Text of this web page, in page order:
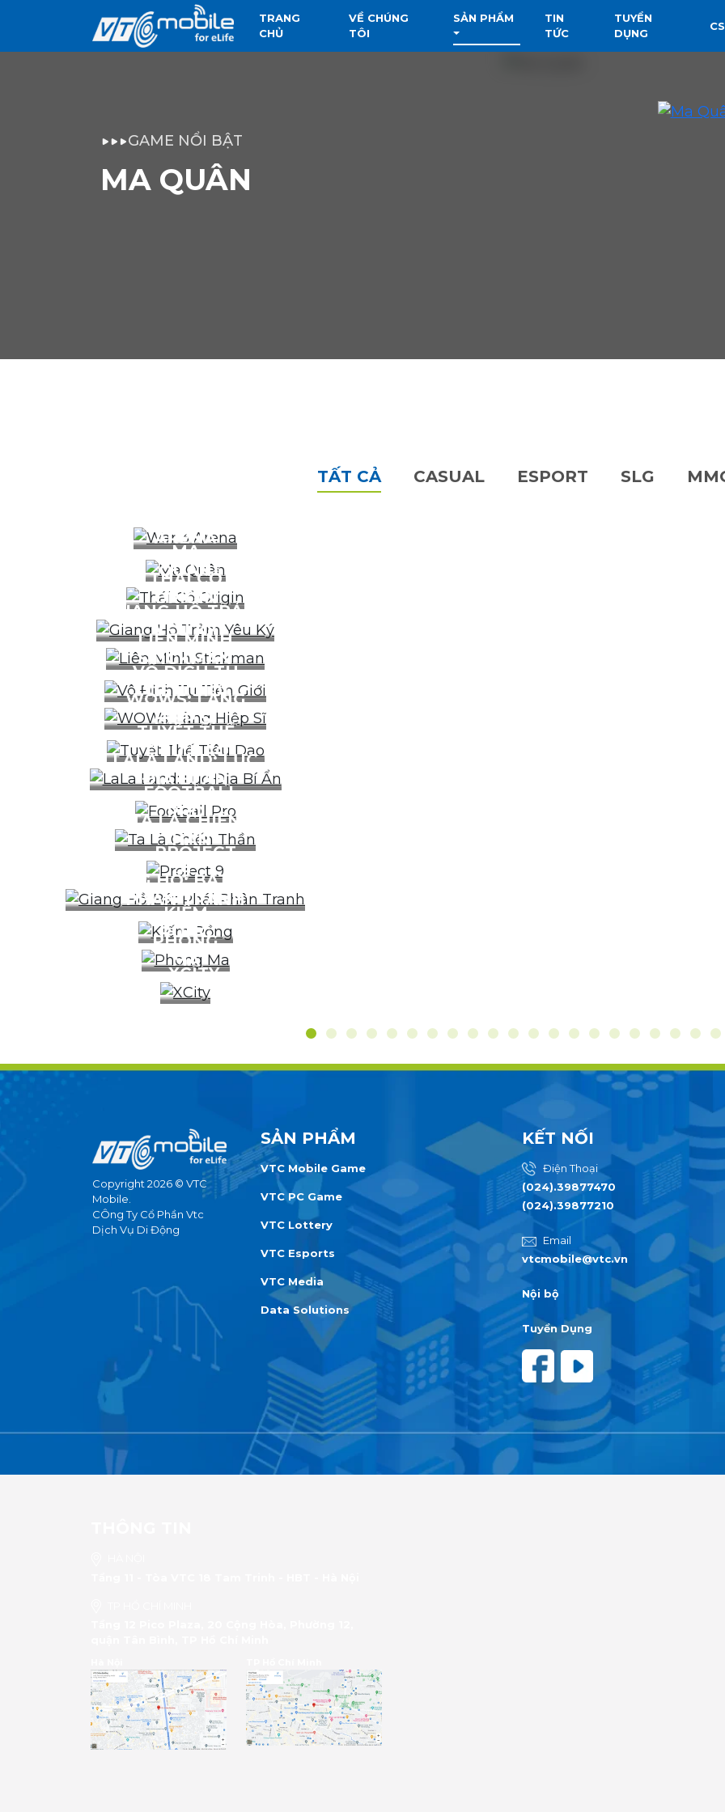
TRANG
CHỦ
VỀ CHÚNG
TÔI
SẢN PHẨM
TIN
TỨC
TUYỂN
DỤNG
GAME NỔI BẬT
MA QUÂN
TẤT CẢ CASUAL ESPORT SLG
ARENA
MA
QUÂN
THÁI CỔ
ORIGIN
GIANG HỒ TRẢM
YÊU KÝ
LIÊN MINH
STICKMAN
VÔ ĐỊCH TU
TIÊN GIỚI
WOWS: LÀNG
HIỆP SĨ
TUYỆT THẾ
TIÊU DAO
LALA LAND: LỤC
ĐỊA BÍ ẨN
FOOTBALL
PRO
TA LÀ CHIẾN
THẦN
PROJECT
9
GIANG HỒ: BÁT PHÁI
PHÂN TRANH
KIẾM
RỒNG
PHONG
MA
XCITY
Copyright 2026 © VTC
Mobile.
CÔng Ty Cổ Phần Vtc
Dịch Vụ Di Động
SẢN PHẨM
VTC Mobile Game
VTC PC Game
VTC Lottery
VTC Esports
VTC Media
Data Solutions
KẾT NỐI
Điện Thoại
(024).39877470
(024).39877210
Email
vtcmobile@vtc.vn
Nội bộ
Tuyển Dụng